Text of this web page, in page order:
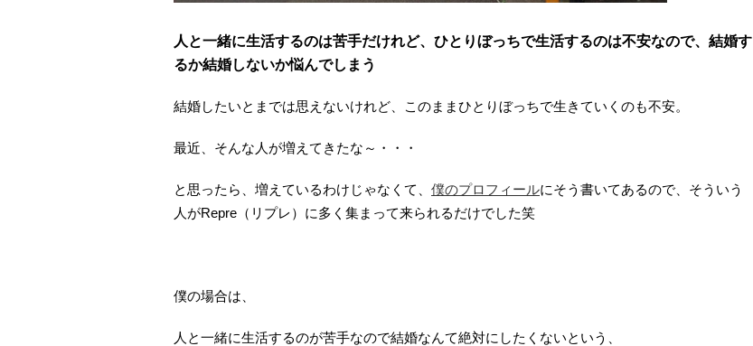
人と一緒に生活するのは苦手だけれど、ひとりぼっちで生活するのは不安なので、結婚す
るか結婚しないか悩んでしまう
結婚したいとまでは思えないけれど、このままひとりぼっちで生きていくのも不安。
最近、そんな人が増えてきたな～・・・
と思ったら、増えているわけじゃなくて、 僕のプロフィールにそう書いてあるので、そういう
人がRepre（リプレ）に多く集まって来られるだけでした笑
僕の場合は、
人と一緒に生活するのが苦手なので結婚なんて絶対にしたくないという、